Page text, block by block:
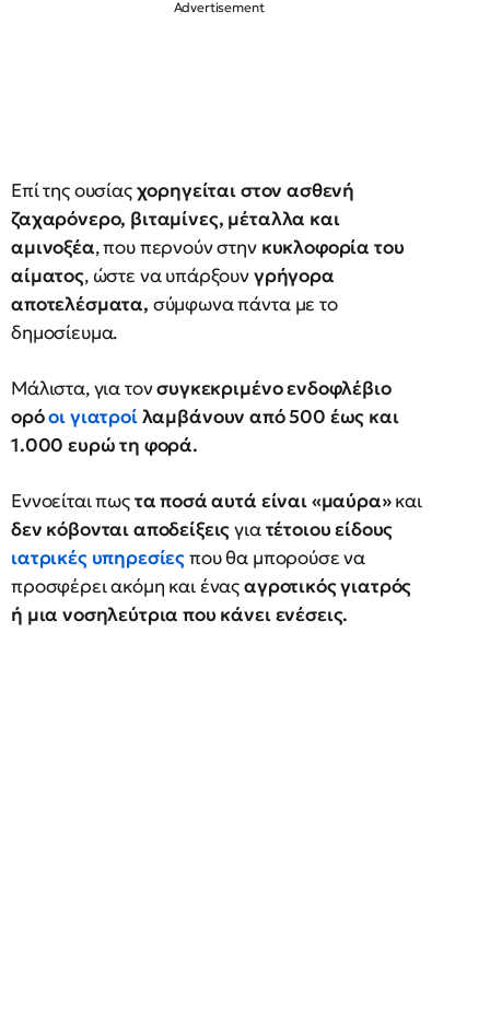
Eπί της ουσίαςχορηγείται στον ασθενή
ζαχαρόνερο, βιταμίνες, μέταλλα και
αμινοξέα, που περνούν στηνκυκλοφορία του
αίματος, ώστε να υπάρξουνγρήγορα
αποτελέσματα, σύμφωνα πάντα με το
δημοσίευμα.
Μάλιστα, για τονσυγκεκριμένο ενδοφλέβιο
ορόοι γιατροίλαμβάνουν από 500 έως και
1.000 ευρώ τη φορά.
Εννοείται πωςτα ποσά αυτά είναι «μαύρα»και
δεν κόβονται αποδείξειςγιατέτοιου είδους
ιατρικές υπηρεσίεςπου θα μπορούσε να
προσφέρει ακόμη και έναςαγροτικός γιατρός
ή μια νοσηλεύτρια που κάνει ενέσεις.